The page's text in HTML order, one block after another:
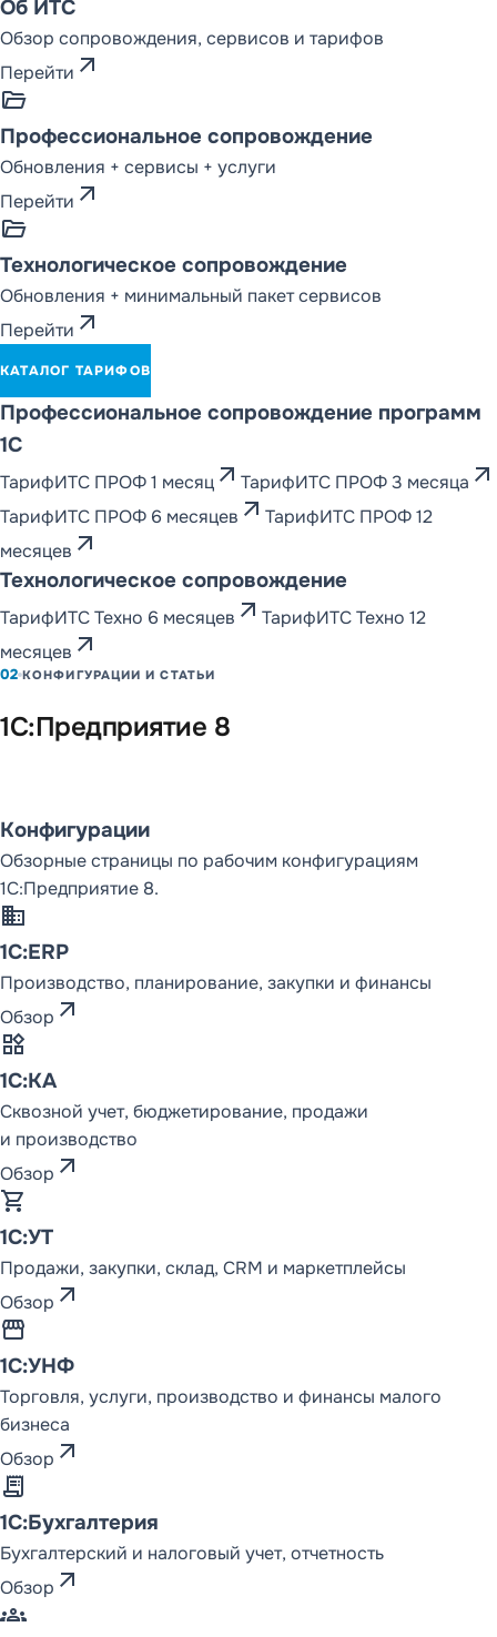
ОТКРЫТЬ РАЗДЕЛ
И СЕРВИСЫ
1С:ИТС
Каталог ИТС
Кому нужен 1С:ИТС
Информационная
система
FAQ
КОНФИГУРАЦИИ И
РАСКРЫВАЕМЫЕ
СПИСКИ
СТАТЕЙ
1С:Предприятие
Каталог конфигураций
1С:ERP
1С:УНФ
1С:БухгалтерияСтатьи (22)
1С:Розница
ОБЗОР ПРОДУКТА,
ФУНКЦИОНАЛЬНЫЕ
МЕТОДОЛОГИЯ
DD FLOW
Обзор DD FLOW
Управление
Управление цепочкой
поставок
Методология
Об ИТС
Обзор сопровождения, сервисов и тарифов
Перейти arrow_outward
folder_open
Профессиональное сопровождение
Обновления + сервисы + услуги
Перейти arrow_outward
folder_open
Технологическое сопровождение
Обновления + минимальный пакет сервисов
Перейти arrow_outward
КАТАЛОГ ТАРИФОВ
Профессиональное сопровождение программ
1С
ТарифИТС ПРОФ 1 месяц arrow_outward ТарифИТС ПРОФ 3 месяца arrow_outward
ТарифИТС ПРОФ 6 месяцев arrow_outward ТарифИТС ПРОФ 12
месяцев arrow_outward
Технологическое сопровождение
ТарифИТС Техно 6 месяцев arrow_outward ТарифИТС Техно 12
месяцев arrow_outward
02 КОНФИГУРАЦИИ И СТАТЬИ
1С:Предприятие 8
Конфигурации
Обзорные страницы по рабочим конфигурациям
1С:Предприятие 8.
domain
1С:ERP
Производство, планирование, закупки и финансы
Обзор arrow_outward
widgets
1С:КА
Сквозной учет, бюджетирование, продажи
и производство
Обзор arrow_outward
shopping_cart
1С:УТ
Продажи, закупки, склад, CRM и маркетплейсы
Обзор arrow_outward
storefront
1С:УНФ
Торговля, услуги, производство и финансы малого
бизнеса
Обзор arrow_outward
receipt_long
1С:Бухгалтерия
Бухгалтерский и налоговый учет, отчетность
Обзор arrow_outward
groups